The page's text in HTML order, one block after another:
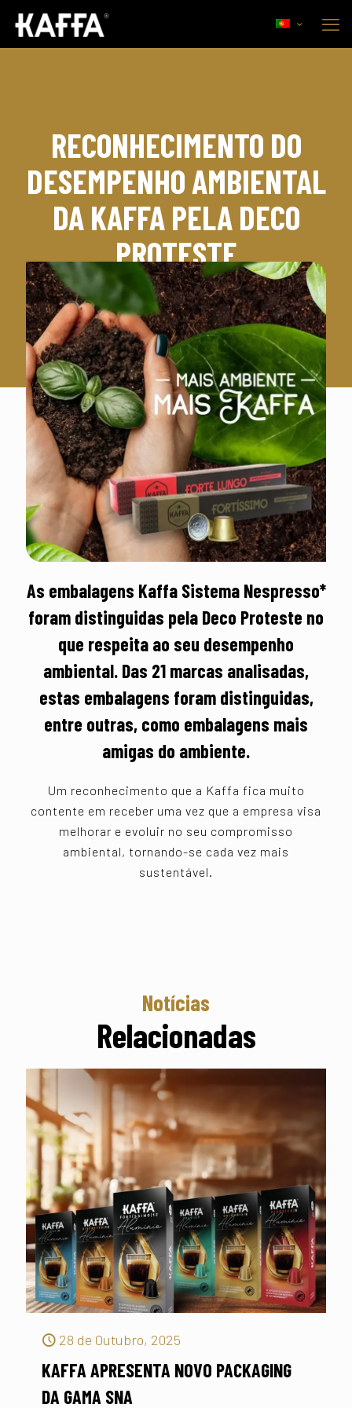
RECONHECIMENTO DO
DESEMPENHO AMBIENTAL
DA KAFFA PELA DECO
PROTESTE
7 de Janeiro, 2023 Corporate
As embalagens Kaffa Sistema Nespresso*
foram distinguidas pela Deco Proteste no
que respeita ao seu desempenho
ambiental. Das 21 marcas analisadas,
estas embalagens foram distinguidas,
entre outras, como embalagens mais
amigas do ambiente.
Um reconhecimento que a Kaffa fica muito
contente em receber uma vez que a empresa visa
melhorar e evoluir no seu compromisso
ambiental, tornando-se cada vez mais
sustentável.
Notícias
Relacionadas
28 de Outubro, 2025
KAFFA APRESENTA NOVO PACKAGING
DA GAMA SNA